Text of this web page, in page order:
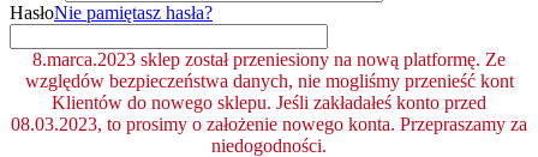
HasłoNie pamiętasz hasła?
8.marca.2023 sklep został przeniesiony na nową platformę. Ze
względów bezpieczeństwa danych, nie mogliśmy przenieść kont
Klientów do nowego sklepu. Jeśli zakładałeś konto przed
08.03.2023, to prosimy o założenie nowego konta. Przepraszamy za
niedogodności.